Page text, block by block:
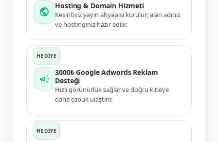
public
Hosting & Domain Hizmeti
Kesintisiz yayın altyapısı kurulur; alan adınız
ve hostinginiz hazır edilir.
campaign
3000₺ Google Adwords Reklam
Desteği
Hızlı görünürlük sağlar ve doğru kitleye
daha çabuk ulaştırır.